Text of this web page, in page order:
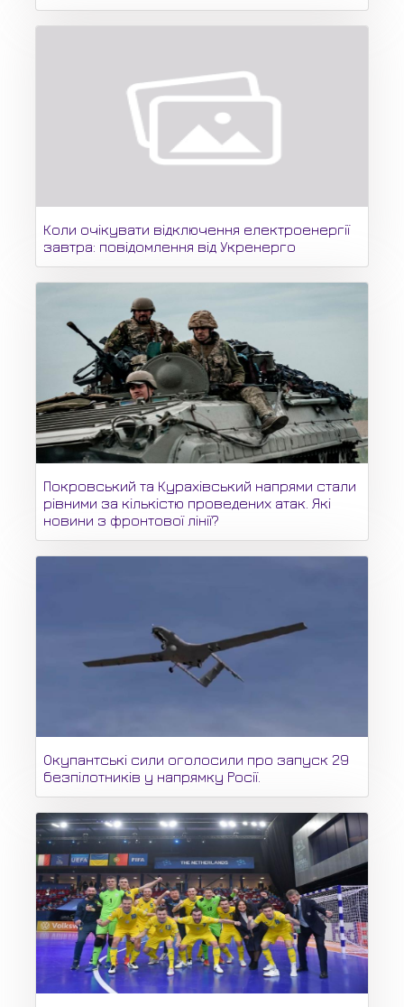
Коли очікувати відключення електроенергії
завтра: повідомлення від Укренерго
Покровський та Курахівський напрями стали
рівними за кількістю проведених атак. Які
новини з фронтової лінії?
Окупантські сили оголосили про запуск 29
безпілотників у напрямку Росії.